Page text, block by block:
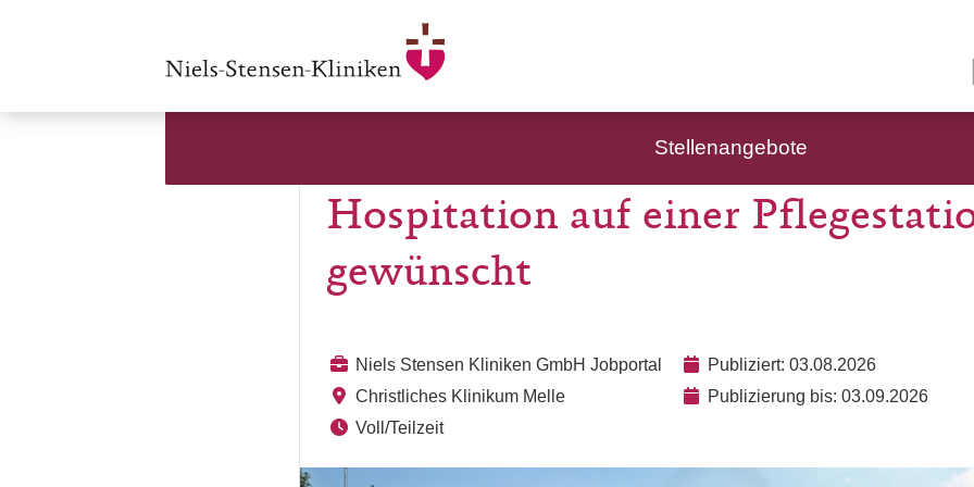
Stellenangebote
Hospitation auf einer
gewünscht
Niels Stensen Kliniken GmbH Jobportal
Christliches Klinikum Melle
Voll/Teilzeit
Publiziert: 03.08.2026
Publizierung bis: 03.09.2026